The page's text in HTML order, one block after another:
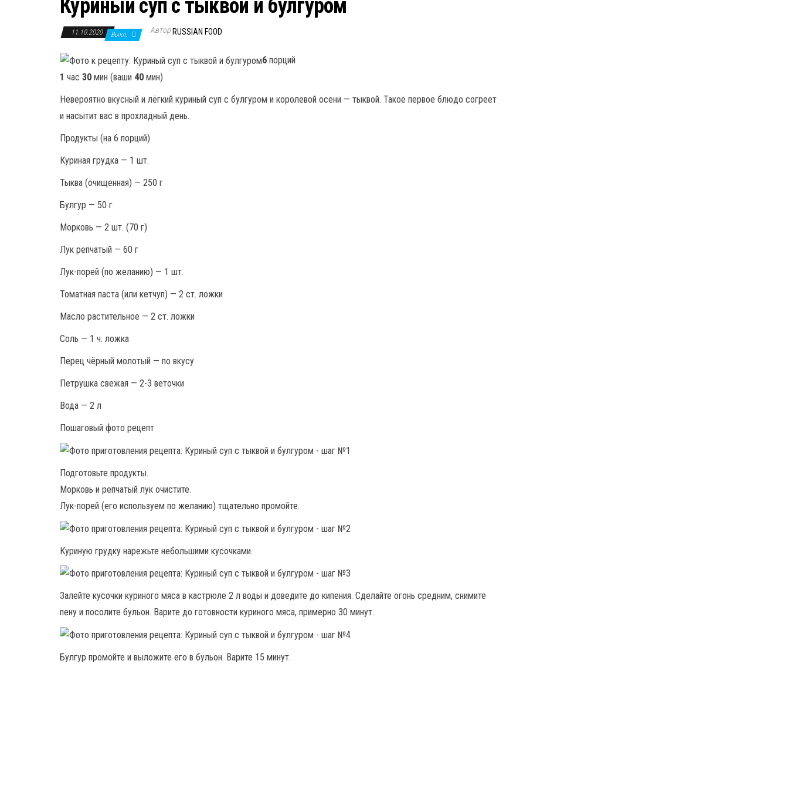
Куриный суп с тыквой и булгуром
11.10.2020 Выкл. Автор RUSSIAN FOOD
6 порций
1 час 30 мин (ваши 40 мин)
Невероятно вкусный и лёгкий куриный суп с булгуром и королевой осени — тыквой. Такое первое блюдо согреет
и насытит вас в прохладный день.
Продукты (на 6 порций)
Куриная грудка — 1 шт.
Тыква (очищенная) — 250 г
Булгур — 50 г
Морковь — 2 шт. (70 г)
Лук репчатый — 60 г
Лук-порей (по желанию) — 1 шт.
Томатная паста (или кетчуп) — 2 ст. ложки
Масло растительное — 2 ст. ложки
Соль — 1 ч. ложка
Перец чёрный молотый — по вкусу
Петрушка свежая — 2-3 веточки
Вода — 2 л
Пошаговый фото рецепт
Подготовьте продукты.
Морковь и репчатый лук очистите.
Лук-порей (его используем по желанию) тщательно промойте.
Куриную грудку нарежьте небольшими кусочками.
Залейте кусочки куриного мяса в кастрюле 2 л воды и доведите до кипения. Сделайте огонь средним, снимите
пену и посолите бульон. Варите до готовности куриного мяса, примерно 30 минут.
Булгур промойте и выложите его в бульон. Варите 15 минут.